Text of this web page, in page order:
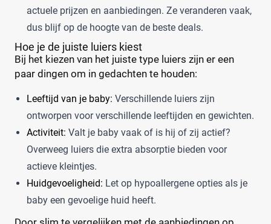
actuele prijzen en aanbiedingen. Ze veranderen vaak,
dus blijf op de hoogte van de beste deals.
Hoe je de juiste luiers kiest
Bij het kiezen van het juiste type luiers zijn er een
paar dingen om in gedachten te houden:
Leeftijd van je baby: Verschillende luiers zijn
ontworpen voor verschillende leeftijden en gewichten.
Activiteit: Valt je baby vaak of is hij of zij actief?
Overweeg luiers die extra absorptie bieden voor
actieve kleintjes.
Huidgevoeligheid: Let op hypoallergene opties als je
baby een gevoelige huid heeft.